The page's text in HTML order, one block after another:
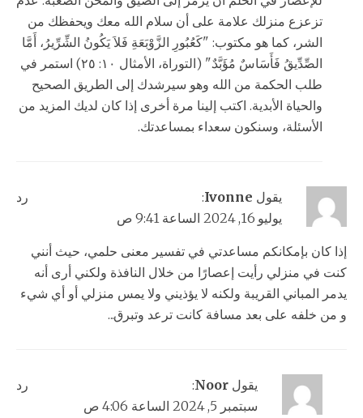
تزعزع منزلك علامة على أن سلام الله معك ويحفظك من
الشر، كما هو مكتوب: "كَعُبُورِ الزَّوْبَعَةِ فَلاَ يَكُونُ الشِّرِّيرُ، أَمَّا
الصِّدِّيقُ فَأَسَاسٌ مُؤَبَّدٌ." (التوراة، الأمثال ١٠: ٢٥) استمر في
طلب الحكمة من الله وهو سيرشدك إلى الطريق الصحيح
والحياة الأبدية. اكتب إلينا مرة أخرى إذا كان لديك المزيد من
الأسئلة، وسنكون سعداء بمساعدتك.
يقول Ivonne
:
يوليو 16, 2024 الساعة 9:41 ص
إذا كان بإمكانكم مساعدتي في تفسير معنى حلمي، حيث أنني
كنت في منزلي رأيت إعصارًا من خلال النافذة ولكني أرى أنه
يدمر المباني القريبة ولكنه لا يؤذيني ولا يمس منزلي أو أي شيء
و من خلفه على بعد مسافة كانت ترعد وتبرق...
رد
يقول Noor
:
سبتمبر 5, 2024 الساعة 4:06 ص
رد